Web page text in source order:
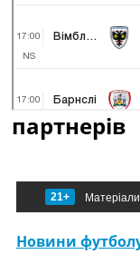
партнерів
21+
Новини